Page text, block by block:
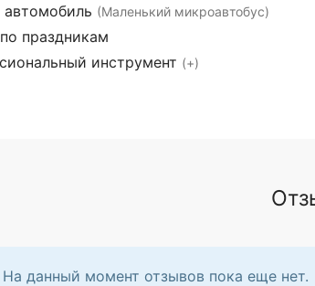
(Маленький микроавтобус)
праздникам
инструмент (+)
На данный момент отзывов пока еще нет.